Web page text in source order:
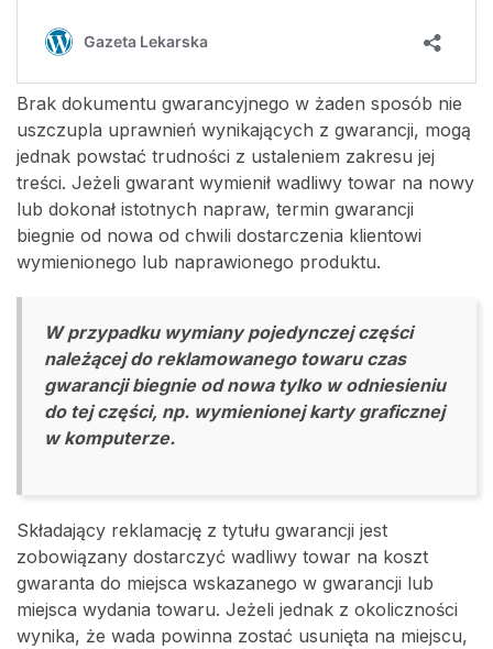
Brak dokumentu gwarancyjnego w żaden sposób nie
uszczupla uprawnień wynikających z gwarancji, mogą
jednak powstać trudności z ustaleniem zakresu jej
treści. Jeżeli gwarant wymienił wadliwy towar na nowy
lub dokonał istotnych napraw, termin gwarancji
biegnie od nowa od chwili dostarczenia klientowi
wymienionego lub naprawionego produktu.
W przypadku wymiany pojedynczej części
należącej do reklamowanego towaru czas
gwarancji biegnie od nowa tylko w odniesieniu
do tej części, np. wymienionej karty graficznej
w komputerze.
Składający reklamację z tytułu gwarancji jest
zobowiązany dostarczyć wadliwy towar na koszt
gwaranta do miejsca wskazanego w gwarancji lub
miejsca wydania towaru. Jeżeli jednak z okoliczności
wynika, że wada powinna zostać usunięta na miejscu,